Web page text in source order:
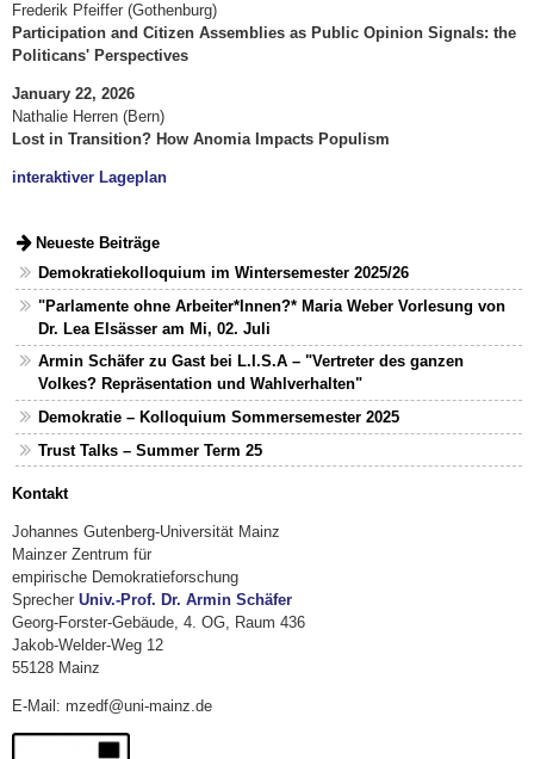
Frederik Pfeiffer (Gothenburg)
Participation and Citizen Assemblies as Public Opinion Signals: the
Politicans' Perspectives
January 22, 2026
Nathalie Herren (Bern)
Lost in Transition? How Anomia Impacts Populism
interaktiver Lageplan
Neueste Beiträge
Demokratiekolloquium im Wintersemester 2025/26
"Parlamente ohne Arbeiter*Innen?* Maria Weber Vorlesung von
Dr. Lea Elsässer am Mi, 02. Juli
Armin Schäfer zu Gast bei L.I.S.A – "Vertreter des ganzen
Volkes? Repräsentation und Wahlverhalten"
Demokratie – Kolloquium Sommersemester 2025
Trust Talks – Summer Term 25
Kontakt
Johannes Gutenberg-Universität Mainz
Mainzer Zentrum für
empirische Demokratieforschung
Sprecher Univ.-Prof. Dr. Armin Schäfer
Georg-Forster-Gebäude, 4. OG, Raum 436
Jakob-Welder-Weg 12
55128 Mainz
E-Mail: mzedf@uni-mainz.de